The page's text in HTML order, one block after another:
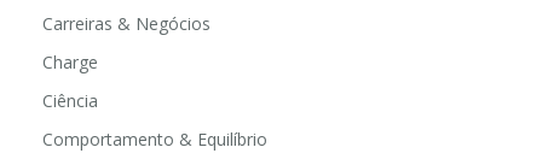
Carreiras & Negócios
Charge
Ciência
Comportamento & Equilíbrio